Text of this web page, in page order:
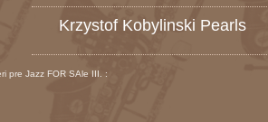
Krzystof Kobylinski Pearls
pre Jazz FOR SAle III. :